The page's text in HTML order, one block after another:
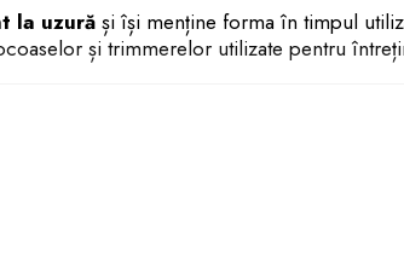
la uzură și își menține forma în timpul
și trimmerelor utilizate pentru